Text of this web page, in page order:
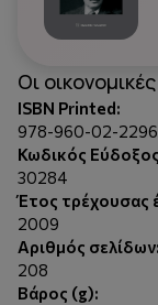
Οι
ISBN Printed:
978-960-02-
Κωδικός
30284
Έτος τρέχουσας
2009
Αριθμός σελίδων:
208
Βάρος (g):